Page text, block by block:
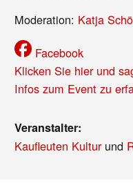
Moderation: Katja
Facebook
Klicken Sie hier und
Infos zum Event zu
Veranstalter:
Kaufleuten Kulturund